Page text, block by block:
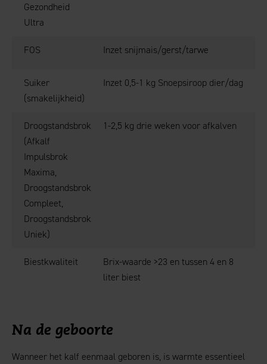
Gezondheid
Ultra
FOS Inzet snijmais/gerst/tarwe
Suiker
(smakelijkheid)
Inzet 0,5-1 kg Snoepsiroop dier/dag
Droogstandsbrok
(Afkalf
Impulsbrok
Maxima,
Droogstandsbrok
Compleet,
Droogstandsbrok
Uniek)
1-2,5 kg drie weken voor afkalven
Biestkwaliteit
Brix-waarde >23 en tussen 4 en 8
liter biest
Na de geboorte
Wanneer het kalf eenmaal geboren is, is warmte essentieel